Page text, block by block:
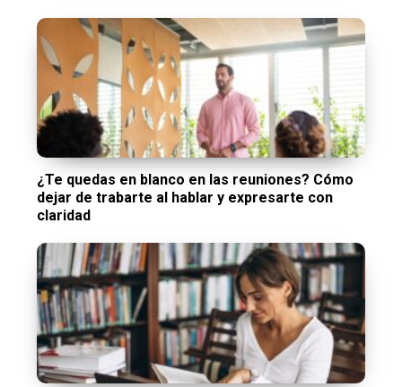
¿Te quedas en blanco en las reuniones? Cómo
dejar de trabarte al hablar y expresarte con
claridad